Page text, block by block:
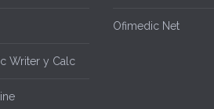
Writer y Calc
Ofimedic Net